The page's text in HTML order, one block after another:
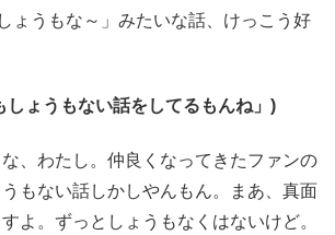
ょうもな～」みたいな話、けっこう好
しょうもない話をしてるもんね」)
、わたし。仲良くなってきたファンの
もない話しかしやんもん。まあ、真面
よ。ずっとしょうもなくはないけど。